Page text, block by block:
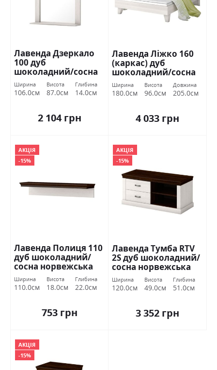
Лавенда Дзеркало
100 дуб
шоколадний/сосна
норвежська ВМВ
Холдинг
Ширина
106.0см
Висота
87.0см
Глибина
14.0см
2 104 грн
Лавенда Ліжко 160
(каркас) дуб
шоколадний/сосна
норвежська ВМВ
Холдинг
Ширина
180.0см
Висота
96.0см
Довжина
205.0см
4 033 грн
АКЦІЯ
-15%
Лавенда Полиця 110
дуб шоколадний/
сосна норвежська
ВМВ Холдинг
Ширина
110.0см
Висота
18.0см
Глибина
22.0см
753 грн
АКЦІЯ
-15%
Лавенда Тумба RTV
2S дуб шоколадний/
сосна норвежська
ВМВ Холдинг
Ширина
120.0см
Висота
49.0см
Глибина
51.0см
3 352 грн
АКЦІЯ
-15%